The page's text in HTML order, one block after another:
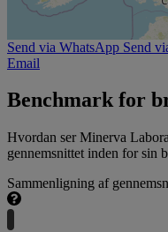
Send via WhatsApp Send
Email
Benchmark for
Hvordan ser Minerva
gennemsnittet inden for sin
Sammenligning af